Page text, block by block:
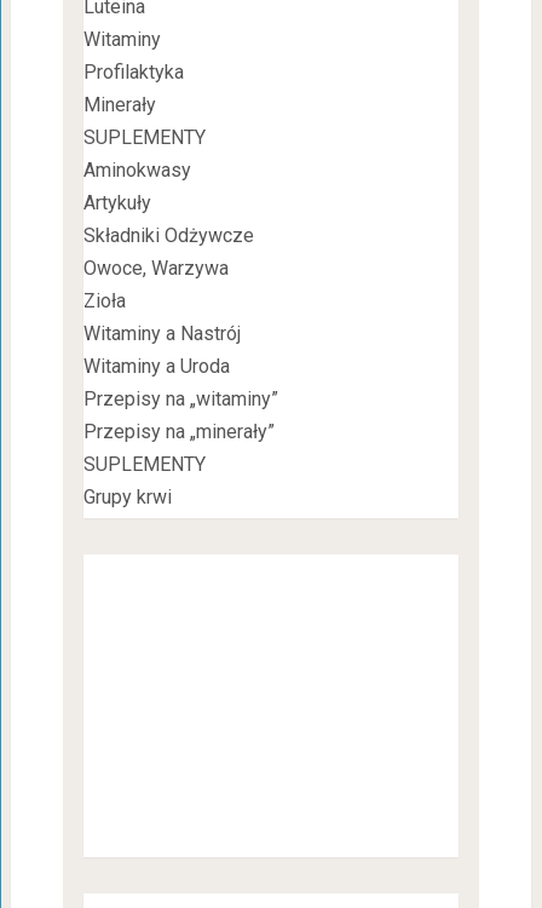
Luteina
Witaminy
Profilaktyka
Minerały
SUPLEMENTY
Aminokwasy
Artykuły
Składniki Odżywcze
Owoce, Warzywa
Zioła
Witaminy a Nastrój
Witaminy a Uroda
Przepisy na „witaminy”
Przepisy na „minerały”
SUPLEMENTY
Grupy krwi